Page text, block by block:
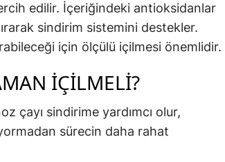
edilir. İçeriğindeki antioksidanlar
sindirim sistemini destekler.
için ölçülü içilmesi önemlidir.
İÇILMELI?
çayı sindirime yardımcı olur,
sürecin daha rahat